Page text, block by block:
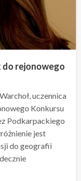
do rejonowego
uczennica
Konkursu
Podkarpackiego
jest
do geografii